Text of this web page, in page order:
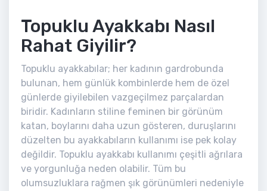
Topuklu Ayakkabı Nasıl
Rahat Giyilir?
Topuklu ayakkabılar; her kadının gardrobunda
bulunan, hem günlük kombinlerde hem de özel
günlerde giyilebilen vazgeçilmez parçalardan
biridir. Kadınların stiline feminen bir görünüm
katan, boylarını daha uzun gösteren, duruşlarını
düzelten bu ayakkabıların kullanımı ise pek kolay
değildir. Topuklu ayakkabı kullanımı çeşitli ağrılara
ve yorgunluğa neden olabilir. Tüm bu
olumsuzluklara rağmen şık görünümleri nedeniyle